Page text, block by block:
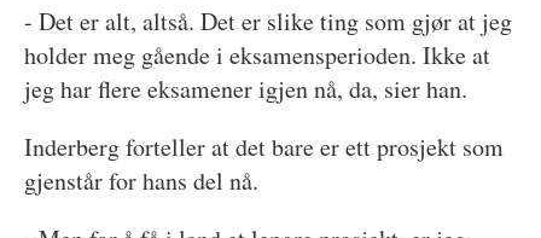
- Det er alt, altså. Det er slike ting som gjør at jeg
holder meg gående i eksamensperioden. Ikke at
jeg har flere eksamener igjen nå, da, sier han.
Inderberg forteller at det bare er ett prosjekt som
gjenstår for hans del nå.